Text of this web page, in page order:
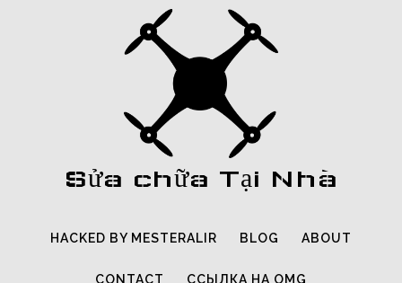
Sửa chữa Tại Nhà
HACKED BY MESTERALIR BLOG ABOUT
CONTACT ССЫЛКА НА OMG